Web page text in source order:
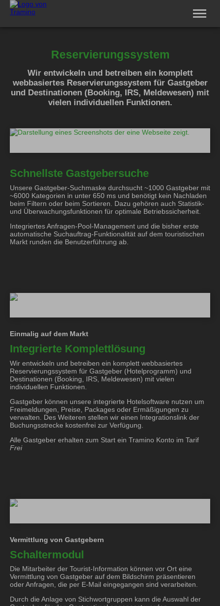
Unternehmen
Jobs
Login
Reservierungssystem
Wir entwickeln und betreiben ein komplett
webbasiertes Reservierungssystem für Gastgeber
und Destinationen (Booking, IRS, Meldewesen) mit
vielen individuellen Funktionen.
Schnellste Gastgebersuche
Unsere Gastgeber-Suchmaske durchsucht ~1000 Gastgeber mit
~6000 Kategorien in unter 650 ms und benötigt kein Nachladen
beim Filtern oder beim Sortieren. Dazu gehören auch Statistik-
und Überwachungsfunktionen für optimale Betriebssicherheit.
Integriertes Anfragen-Pool-Management und die bisher erste
automatische Suchauftrag-Funktionalität auf dem touristischen
Markt runden die Benutzerführung ab.
Einmalig auf dem Markt
Integrierte Komplettlösung
Wir entwickeln und betreiben ein komplett webbasiertes
Reservierungssystem für Gastgeber (Hotelprogramm) und
Destinationen (Booking, IRS, Meldewesen) mit vielen
individuellen Funktionen.
Gastgeber können unsere integrierte Hotelsoftware nutzen um
Freimeldungen, Preise, Packages oder Ermäßigungen zu
verwalten. Des Weiteren stellen wir einen Integrationslink der
Buchungsstrecke kostenfrei zur Verfügung.
Alle Gastgeber erhalten zum Start ein Tramino Konto im Tarif
Frei
Vermittlung von Gastgebern
Schaltermodul
Die Mitarbeiter der Tourist-Information können vor Ort eine
Vermittlung von Gastgeber auf dem Bildschirm präsentieren
oder Anfragen, die per E-Mail eingegangen sind verarbeiten.
Durch die Anlage von Stichwortgruppen kann die Auswahl der